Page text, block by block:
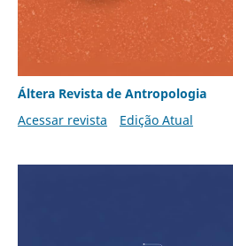
Áltera Revista de Antropologia
Acessar revista
Edição Atual